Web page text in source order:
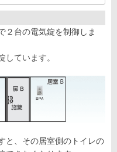
２台の電気錠を制御しま
しています。
と、その居室側のトイレの